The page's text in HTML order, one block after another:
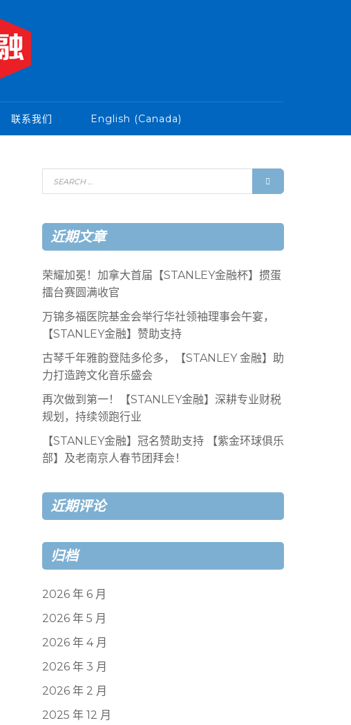
联系我们 English (Canada)
近期文章
荣耀加冕！加拿大首届【STANLEY金融杯】掼蛋
擂台赛圆满收官
万锦多福医院基金会举行华社领袖理事会午宴，
【STANLEY金融】赞助支持
古琴千年雅韵登陆多伦多，【STANLEY 金融】助
力打造跨文化音乐盛会
再次做到第一！【STANLEY金融】深耕专业财税
规划，持续领跑行业
【STANLEY金融】冠名赞助支持 【紫金环球俱乐
部】及老南京人春节团拜会！
近期评论
归档
2026 年 6 月
2026 年 5 月
2026 年 4 月
2026 年 3 月
2026 年 2 月
2025 年 12 月